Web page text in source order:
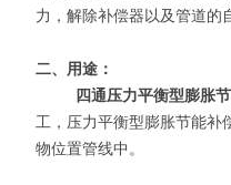
力，解除补偿器以及管道的
二、用途：
四通压力平衡型膨胀节
工，压力平衡型膨胀节能补
物位置管线中。